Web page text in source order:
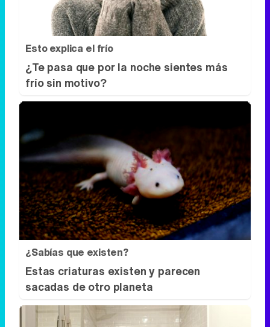
¿Sabías que existen?
Estas criaturas existen y parecen
sacadas de otro planeta